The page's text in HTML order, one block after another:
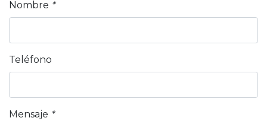
Nombre *
Teléfono
Mensaje *